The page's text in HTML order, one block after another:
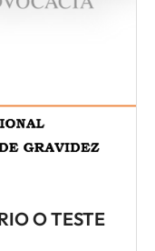
O TESTE